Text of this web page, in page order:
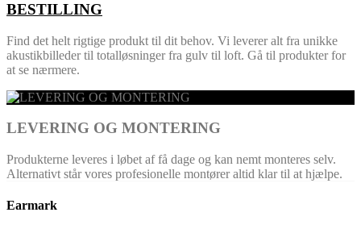
BESTILLING
Find det helt rigtige produkt til dit behov. Vi leverer alt fra unikke
akustikbilleder til totalløsninger fra gulv til loft. Gå til produkter for
at se nærmere.
LEVERING OG MONTERING
Produkterne leveres i løbet af få dage og kan nemt monteres selv.
Alternativt står vores profesionelle montører altid klar til at hjælpe.
Earmark